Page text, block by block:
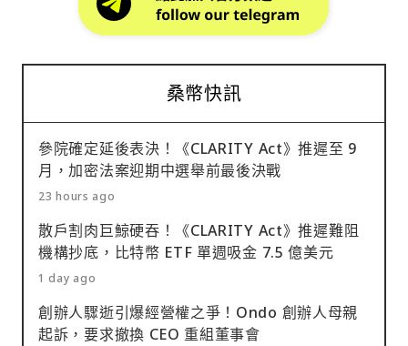
桑幣快訊
參院確定延後表決！《CLARITY Act》推遲至 9
月，加密法案迎期中選舉前最後決戰
23 hours ago
散戶割肉巨鯨硬吞！《CLARITY Act》推遲難阻
機構抄底，比特幣 ETF 單週吸金 7.5 億美元
1 day ago
創辦人驟逝引爆經營權之爭！Ondo 創辦人母親
起訴，要求撤換 CEO 重組董事會